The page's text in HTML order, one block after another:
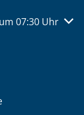
07:30 Uhr